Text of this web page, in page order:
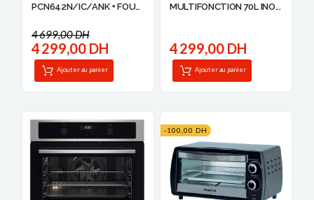
PCN642N/IC/ANK + FOUR
4 699,00 DH
4 299,00 DH
Ajouter au panier
MULTIFONCTION 70L INO...
4 299,00 DH
Ajouter au panier
-100,00 DH